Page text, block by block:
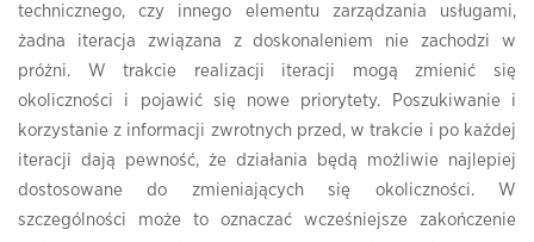
technicznego, czy innego elementu zarządzania usługami,
żadna iteracja związana z doskonaleniem nie zachodzi w
próżni. W trakcie realizacji iteracji mogą zmienić się
okoliczności i pojawić się nowe priorytety. Poszukiwanie i
korzystanie z informacji zwrotnych przed, w trakcie i po każdej
iteracji dają pewność, że działania będą możliwie najlepiej
dostosowane do zmieniających się okoliczności. W
szczególności może to oznaczać wcześniejsze zakończenie